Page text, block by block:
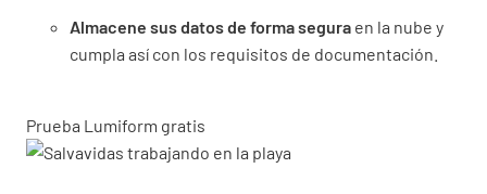
Almacene sus datos de forma segura en la nube y
cumpla así con los requisitos de documentación.
Prueba Lumiform gratis